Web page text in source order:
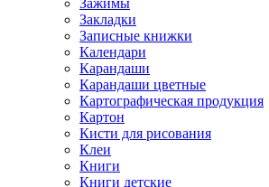
Зажимы
Закладки
Записные книжки
Календари
Карандаши
Карандаши цветные
Картографическая продукция
Картон
Кисти для рисования
Клеи
Книги
Книги детские